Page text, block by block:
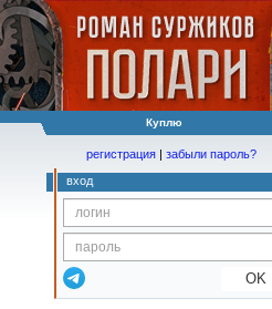
Куплю
регистрация | забыли пароль?
вход
OK